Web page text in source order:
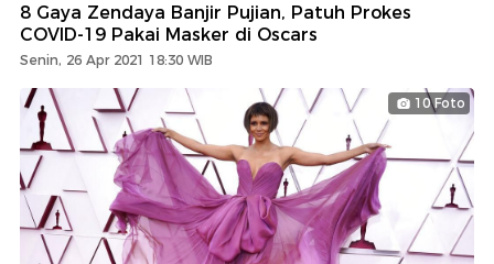
8 Gaya Zendaya Banjir Pujian, Patuh Prokes
COVID-19 Pakai Masker di Oscars
Senin, 26 Apr 2021 18:30 WIB
10 Foto